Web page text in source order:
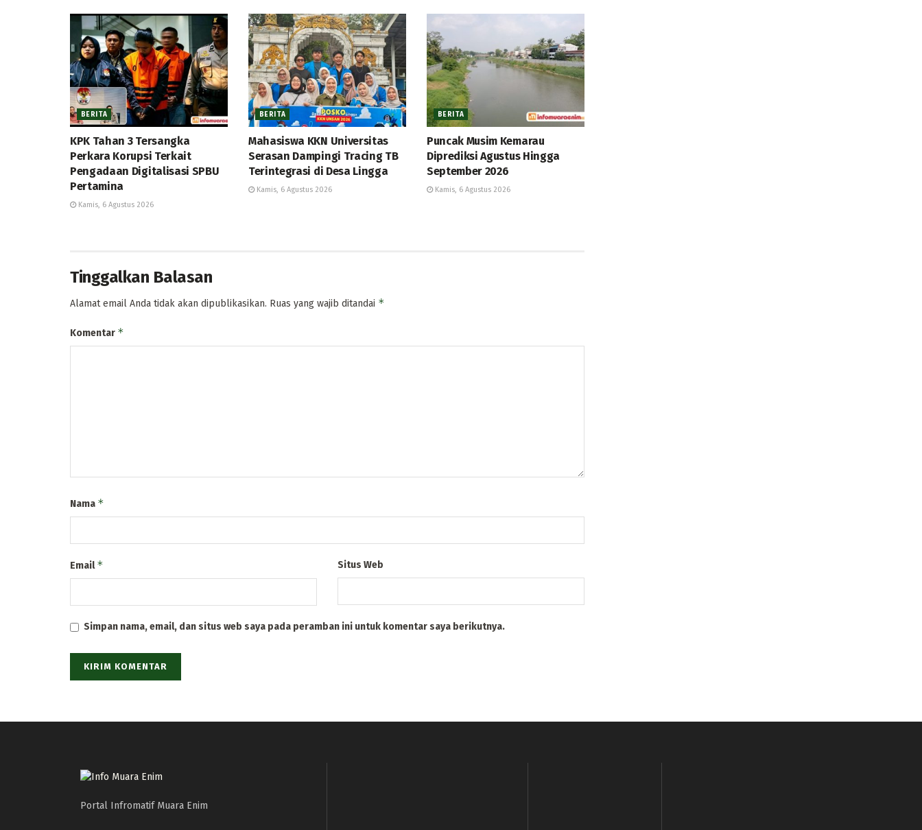
BERITA
KPK Tahan 3 Tersangka
Perkara Korupsi Terkait
Pengadaan Digitalisasi SPBU
Pertamina
Kamis, 6 Agustus 2026
BERITA
Mahasiswa KKN Universitas
Serasan Dampingi Tracing TB
Terintegrasi di Desa Lingga
Kamis, 6 Agustus 2026
BERITA
Puncak Musim Kemarau
Diprediksi Agustus Hingga
September 2026
Kamis, 6 Agustus 2026
Tinggalkan Balasan
Alamat email Anda tidak akan dipublikasikan. Ruas yang wajib ditandai *
Komentar *
Nama *
Email* Situs Web
Simpan nama, email, dan situs web saya pada peramban ini untuk komentar saya berikutnya.
Portal Infromatif Muara Enim